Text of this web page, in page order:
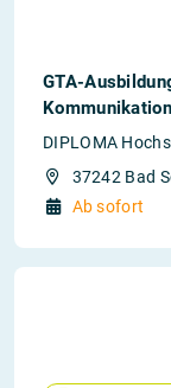
GTA-
DIPLOMA
37242 Bad
Ab sofort